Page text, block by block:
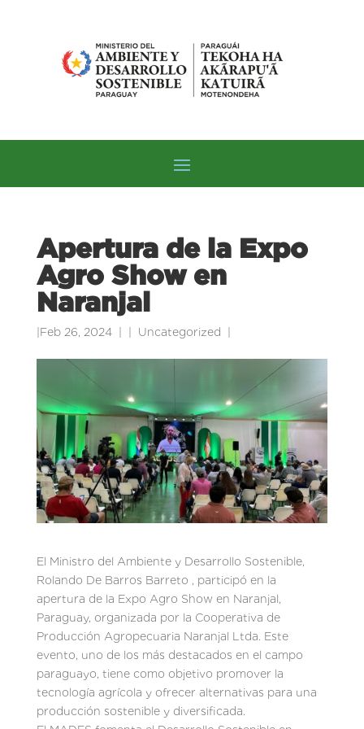
Apertura de la Expo
Agro Show en
Naranjal
Feb 26, 2024 Uncategorized
El Ministro del Ambiente y Desarrollo Sostenible,
Rolando De Barros Barreto , participó en la
apertura de la Expo Agro Show en Naranjal,
Paraguay, organizada por la Cooperativa de
Producción Agropecuaria Naranjal Ltda. Este
evento, uno de los más destacados en el campo
paraguayo, tiene como objetivo promover la
tecnología agrícola y ofrecer alternativas para una
producción sostenible y diversificada.